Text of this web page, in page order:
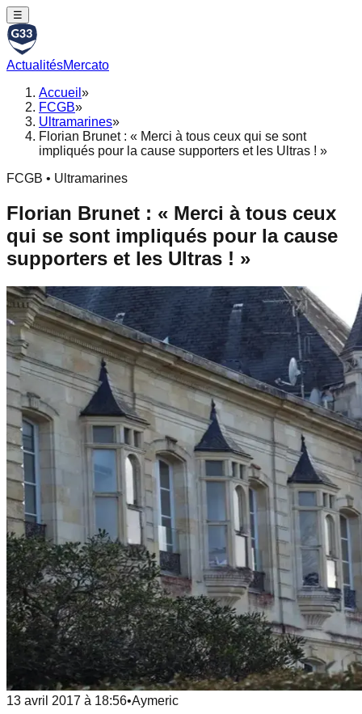
☰
ActualitésMercato
Accueil »
FCGB»
Ultramarines»
Florian Brunet : « Merci à tous ceux qui se sont
impliqués pour la cause supporters et les Ultras ! »
FCGB • Ultramarines
Florian Brunet : « Merci à tous ceux
qui se sont impliqués pour la cause
supporters et les Ultras ! »
13 avril 2017 à 18:56•Aymeric